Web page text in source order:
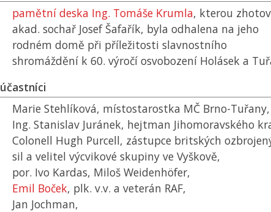
pamětní deska Ing. Tomáše Krumla, kterou
akad. sochař Josef Šafařík, byla odhalena na jeho
rodném domě při příležitosti slavnostního
shromáždění k 60. výročí osvobození Holásek a
účastníci
Marie Stehlíková, místostarostka MČ Brno-Tuřany,
Ing. Stanislav Juránek, hejtman Jihomoravského
Colonell Hugh Purcell, zástupce britských
sil a velitel výcvikové skupiny ve Vyškově,
por. Ivo Kardas, Miloš Weidenhöfer,
Emil Boček, plk. v.v. a veterán RAF,
Jan Jochman,